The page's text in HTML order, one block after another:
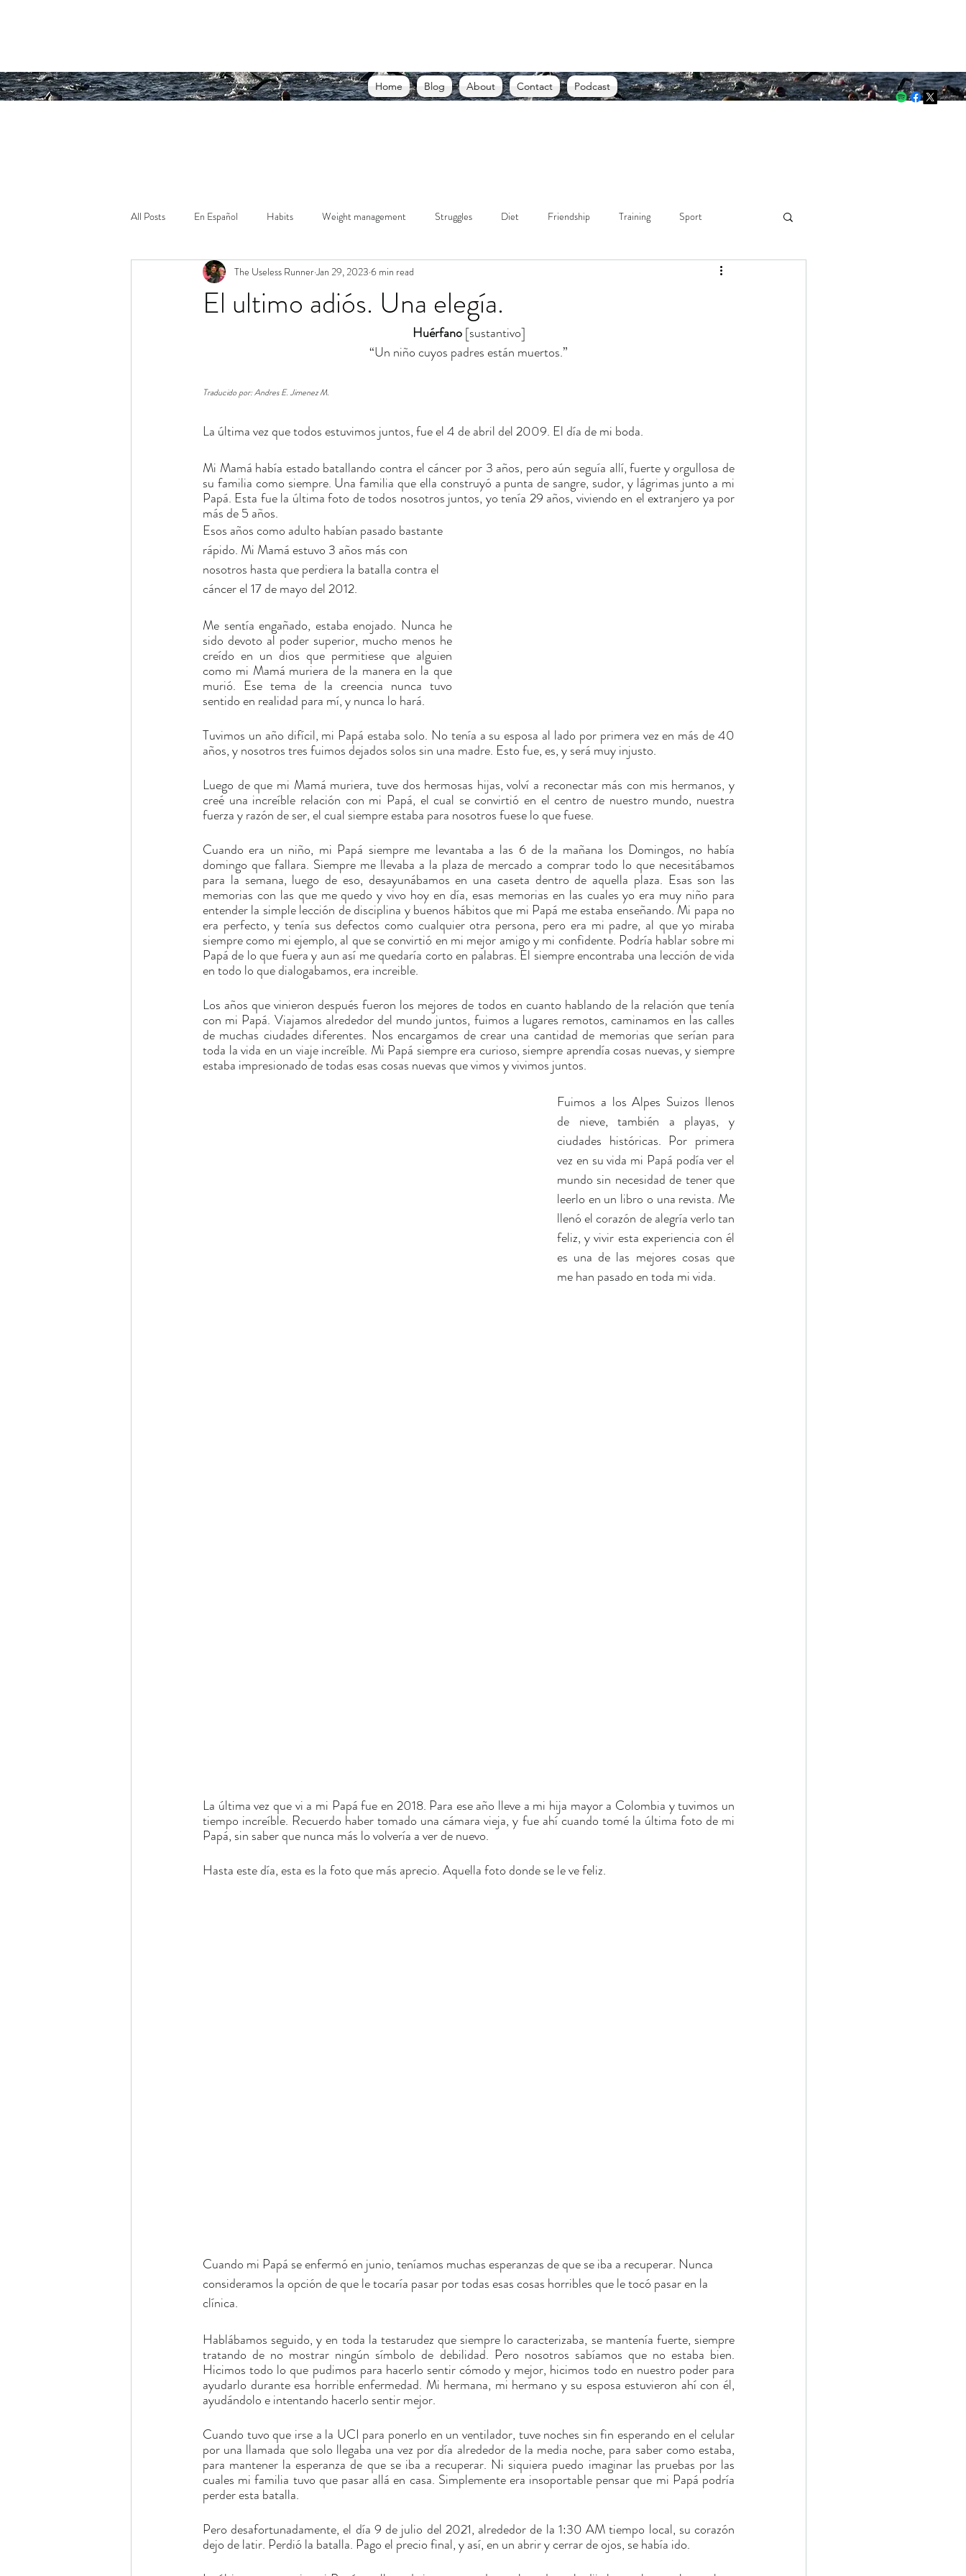
Home Blog About Contact Podcast
All Posts En Español Habits Weight management Struggles Diet Friendship Training Sport
El ultimo adiós. Una elegía.
The Useless RunnerJan 29, 2023 6 min read
Huérfano [sustantivo]
“Un niño cuyos padres están muertos.”
Traducido por: Andres E. Jimenez M.
La última vez que todos estuvimos juntos, fue el 4 de abril del 2009. El día de mi boda.
Mi Mamá había estado batallando contra el cáncer por 3 años, pero aún seguía allí, fuerte y orgullosa de
su familia como siempre. Una familia que ella construyó a punta de sangre, sudor, y lágrimas junto a mi
Papá. Esta fue la última foto de todos nosotros juntos, yo tenía 29 años, viviendo en el extranjero ya por
más de 5 años.
Esos años como adulto habían pasado bastante
rápido. Mi Mamá estuvo 3 años más con
nosotros hasta que perdiera la batalla contra el
cáncer el 17 de mayo del 2012.
Me sentía engañado, estaba enojado. Nunca he
sido devoto al poder superior, mucho menos he
creído en un dios que permitiese que alguien
como mi Mamá muriera de la manera en la que
murió. Ese tema de la creencia nunca tuvo
sentido en realidad para mí, y nunca lo hará.
Tuvimos un año difícil, mi Papá estaba solo. No tenía a su esposa al lado por primera vez en más de 40
años, y nosotros tres fuimos dejados solos sin una madre. Esto fue, es, y será muy injusto.
Luego de que mi Mamá muriera, tuve dos hermosas hijas, volví a reconectar más con mis hermanos, y
creé una increíble relación con mi Papá, el cual se convirtió en el centro de nuestro mundo, nuestra
fuerza y razón de ser, el cual siempre estaba para nosotros fuese lo que fuese.
Cuando era un niño, mi Papá siempre me levantaba a las 6 de la mañana los Domingos, no había
domingo que fallara. Siempre me llevaba a la plaza de mercado a comprar todo lo que necesitábamos
para la semana, luego de eso, desayunábamos en una caseta dentro de aquella plaza. Esas son las
memorias con las que me quedo y vivo hoy en día, esas memorias en las cuales yo era muy niño para
entender la simple lección de disciplina y buenos hábitos que mi Papá me estaba enseñando. Mi papa no
era perfecto, y tenía sus defectos como cualquier otra persona, pero era mi padre, al que yo miraba
siempre como mi ejemplo, al que se convirtió en mi mejor amigo y mi confidente. Podría hablar sobre mi
Papá de lo que fuera y aun así me quedaría corto en palabras. El siempre encontraba una lección de vida
en todo lo que dialogabamos, era increible.
Los años que vinieron después fueron los mejores de todos en cuanto hablando de la relación que tenía
con mi Papá. Viajamos alrededor del mundo juntos, fuimos a lugares remotos, caminamos en las calles
de muchas ciudades diferentes. Nos encargamos de crear una cantidad de memorias que serían para
toda la vida en un viaje increíble. Mi Papá siempre era curioso, siempre aprendía cosas nuevas, y siempre
estaba impresionado de todas esas cosas nuevas que vimos y vivimos juntos.
Fuimos a los Alpes Suizos llenos
de nieve, también a playas, y
ciudades históricas. Por primera
vez en su vida mi Papá podía ver el
mundo sin necesidad de tener que
leerlo en un libro o una revista. Me
llenó el corazón de alegría verlo tan
feliz, y vivir esta experiencia con él
es una de las mejores cosas que
me han pasado en toda mi vida.
La última vez que vi a mi Papá fue en 2018. Para ese año lleve a mi hija mayor a Colombia y tuvimos un
tiempo increíble. Recuerdo haber tomado una cámara vieja, y fue ahí cuando tomé la última foto de mi
Papá, sin saber que nunca más lo volvería a ver de nuevo.
Hasta este día, esta es la foto que más aprecio. Aquella foto donde se le ve feliz.
Cuando mi Papá se enfermó en junio, teníamos muchas esperanzas de que se iba a recuperar. Nunca
consideramos la opción de que le tocaría pasar por todas esas cosas horribles que le tocó pasar en la
clínica.
Hablábamos seguido, y en toda la testarudez que siempre lo caracterizaba, se mantenía fuerte, siempre
tratando de no mostrar ningún símbolo de debilidad. Pero nosotros sabíamos que no estaba bien.
Hicimos todo lo que pudimos para hacerlo sentir cómodo y mejor, hicimos todo en nuestro poder para
ayudarlo durante esa horrible enfermedad. Mi hermana, mi hermano y su esposa estuvieron ahí con él,
ayudándolo e intentando hacerlo sentir mejor.
Cuando tuvo que irse a la UCI para ponerlo en un ventilador, tuve noches sin fin esperando en el celular
por una llamada que solo llegaba una vez por día alrededor de la media noche, para saber como estaba,
para mantener la esperanza de que se iba a recuperar. Ni siquiera puedo imaginar las pruebas por las
cuales mi familia tuvo que pasar allá en casa. Simplemente era insoportable pensar que mi Papá podría
perder esta batalla.
Pero desafortunadamente, el día 9 de julio del 2021, alrededor de la 1:30 AM tiempo local, su corazón
dejo de latir. Perdió la batalla. Pago el precio final, y así, en un abrir y cerrar de ojos, se había ido.